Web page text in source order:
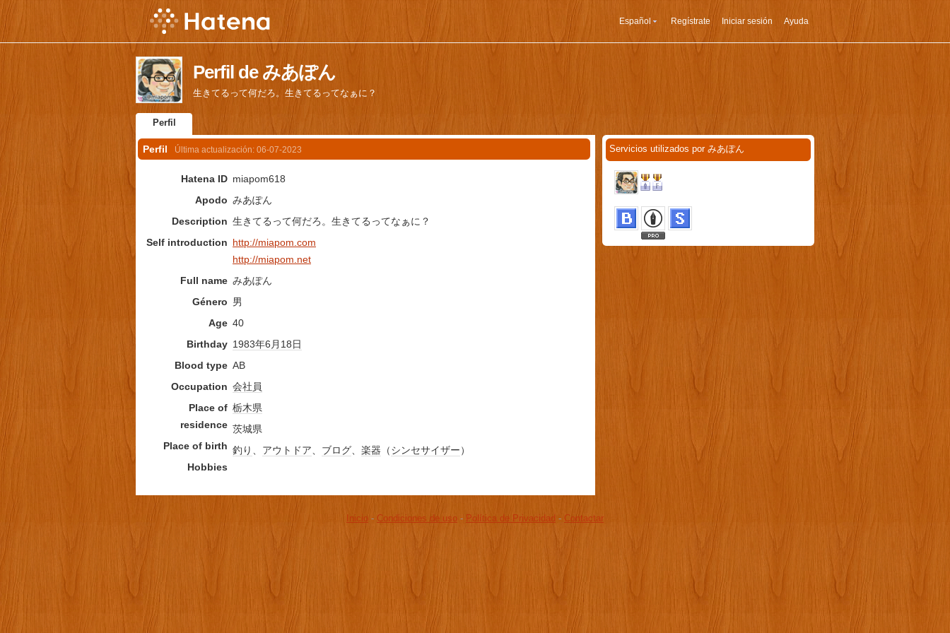
Español Regístrate Iniciar sesión Ayuda
Perfil de みあぽん
生きてるって何だろ。生きてるってなぁに？
Perfil
Perfil Última actualización: 06-07-2023
Hatena ID miapom618
Apodo みあぽん
Description 生きてるって何だろ。生きてるってなぁに？
Self introduction http://miapom.com
http://miapom.net
Full name みあぽん
Género 男
Age 40
Birthday 1983年6月18日
Blood type AB
Occupation 会社員
Place of
residence
栃木県
Place of birth
茨城県
Hobbies
釣り 、 アウトドア、 ブログ、 楽器 （シンセサイザー）
Servicios utilizados por みあぽん
Inicio - Condiciones de uso - Política de Privacidad - Contactar